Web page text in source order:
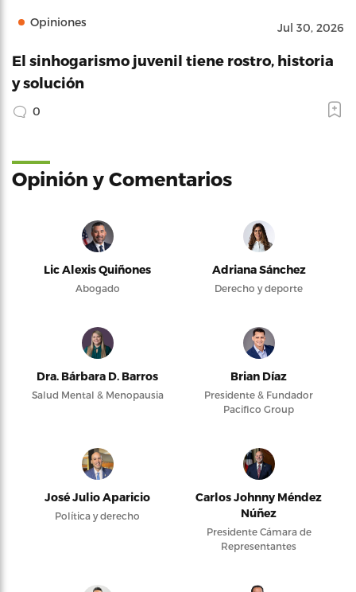
Opiniones Jul 30, 2026
El sinhogarismo juvenil tiene rostro, historia
y solución
0
Opinión y Comentarios
Lic Alexis Quiñones
Abogado
Adriana Sánchez
Derecho y deporte
Dra. Bárbara D. Barros
Salud Mental & Menopausia
Brian Díaz
Presidente & Fundador
Pacifico Group
José Julio Aparicio
Política y derecho
Carlos Johnny Méndez
Núñez
Presidente Cámara de
Representantes